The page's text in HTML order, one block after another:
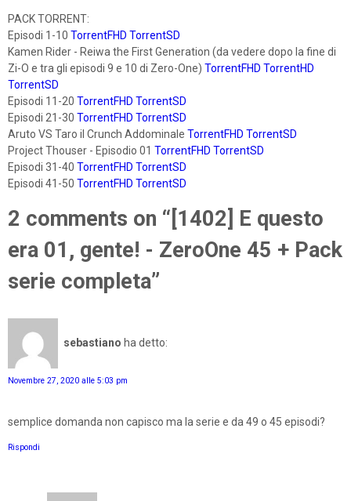
PACK TORRENT:
Episodi 1-10 TorrentFHD TorrentSD
Kamen Rider - Reiwa the First Generation (da vedere dopo la fine di
Zi-O e tra gli episodi 9 e 10 di Zero-One) TorrentFHD TorrentHD
TorrentSD
Episodi 11-20 TorrentFHD TorrentSD
Episodi 21-30 TorrentFHD TorrentSD
Aruto VS Taro il Crunch Addominale TorrentFHD TorrentSD
Project Thouser - Episodio 01 TorrentFHD TorrentSD
Episodi 31-40 TorrentFHD TorrentSD
Episodi 41-50 TorrentFHD TorrentSD
2 comments on “[1402] E questo
era 01, gente! - ZeroOne 45 + Pack
serie completa”
sebastiano ha detto:
Novembre 27, 2020 alle 5:03 pm
semplice domanda non capisco ma la serie e da 49 o 45 episodi?
Rispondi